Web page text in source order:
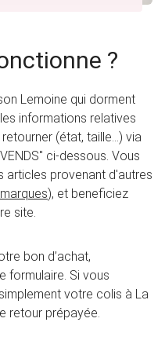
?
Lemoine qui dorment
informations relatives
(état, taille...) via
ci-dessous. Vous
articles provenant d'autres
), et beneficiez
site.
bon d’achat,
formulaire. Si vous
votre colis à La
retour prépayée.